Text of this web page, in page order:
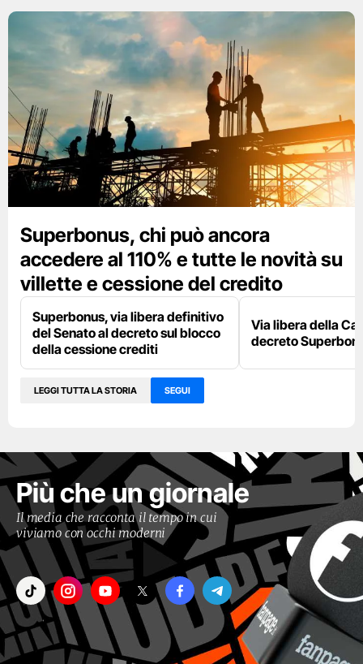
Superbonus, chi può ancora
accedere al 110% e tutte le novità su
villette e cessione del credito
Superbonus, via libera definitivo
del Senato al decreto sul blocco
della cessione crediti
Via libera della
decreto
LEGGI TUTTA LA STORIA SEGUI
Più che un giornale
Il media che racconta il tempo in cui
viviamo con occhi moderni